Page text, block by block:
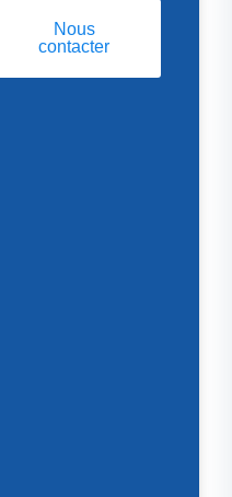
Nous
contacter